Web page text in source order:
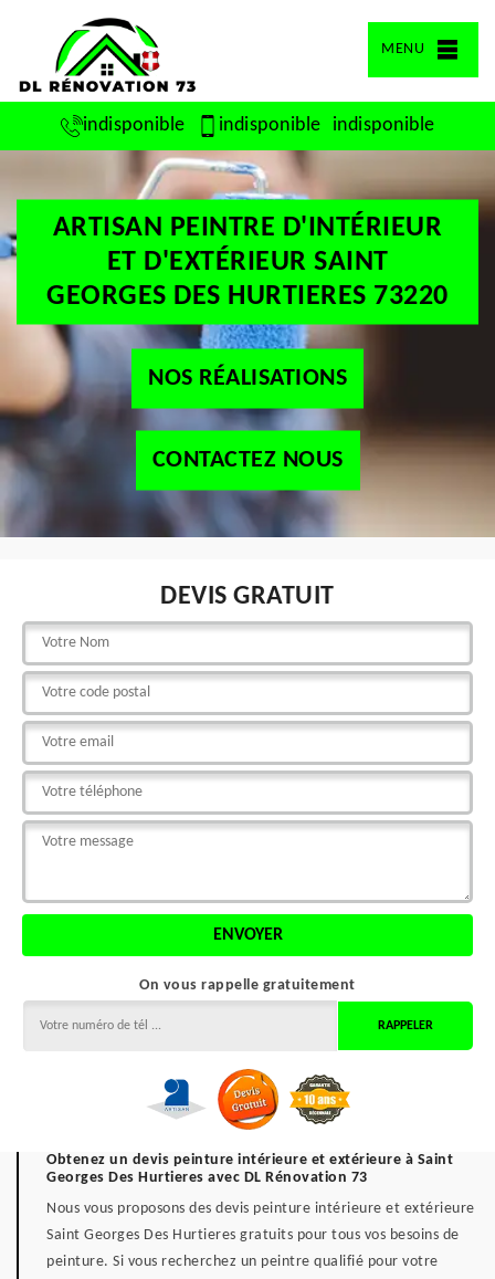
MENU
indisponible indisponible indisponible
ARTISAN PEINTRE D'INTÉRIEUR
ET D'EXTÉRIEUR SAINT
GEORGES DES HURTIERES 73220
NOS RÉALISATIONS
CONTACTEZ NOUS
DEVIS GRATUIT
On vous rappelle gratuitement
Obtenez un devis peinture intérieure et extérieure à Saint
Georges Des Hurtieres avec DL Rénovation 73
Nous vous proposons des devis peinture intérieure et extérieure
Saint Georges Des Hurtieres gratuits pour tous vos besoins de
peinture. Si vous recherchez un peintre qualifié pour votre